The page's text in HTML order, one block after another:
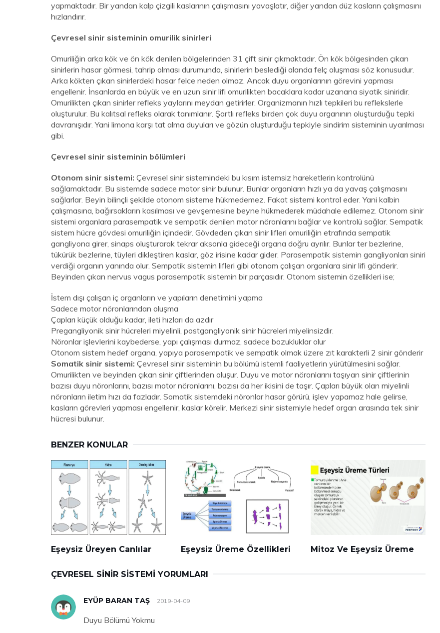
yapmaktadır. Bir yandan kalp çizgili kaslarının çalışmasını yavaşlatır, diğer yandan düz kasların çalışmasını
hızlandırır.
Çevresel sinir sisteminin omurilik sinirleri
Omuriliğin arka kök ve ön kök denilen bölgelerinden 31 çift sinir çıkmaktadır. Ön kök bölgesinden çıkan
sinirlerin hasar görmesi, tahrip olması durumunda, sinirlerin beslediği alanda felç oluşması söz konusudur.
Arka kökten çıkan sinirlerdeki hasar felce neden olmaz. Ancak duyu organlarının görevini yapması
engellenir. İnsanlarda en büyük ve en uzun sinir lifi omurilikten bacaklara kadar uzanana siyatik siniridir.
Omurilikten çıkan sinirler refleks yaylarını meydan getirirler. Organizmanın hızlı tepkileri bu reflekslerle
oluşturulur. Bu kalıtsal refleks olarak tanımlanır. Şartlı refleks birden çok duyu organının oluşturduğu tepki
davranışıdır. Yani limona karşı tat alma duyuları ve gözün oluşturduğu tepkiyle sindirim sisteminin uyarılması
gibi.
Çevresel sinir sisteminin bölümleri
Otonom sinir sistemi: Çevresel sinir sistemindeki bu kısım istemsiz hareketlerin kontrolünü
sağlamaktadır. Bu sistemde sadece motor sinir bulunur. Bunlar organların hızlı ya da yavaş çalışmasını
sağlarlar. Beyin bilinçli şekilde otonom sisteme hükmedemez. Fakat sistemi kontrol eder. Yani kalbin
çalışmasına, bağırsakların kasılması ve gevşemesine beyne hükmederek müdahale edilemez. Otonom sinir
sistemi organlara parasempatik ve sempatik denilen motor nöronlarını bağlar ve kontrolü sağlar. Sempatik
sistem hücre gövdesi omuriliğin içindedir. Gövdeden çıkan sinir lifleri omuriliğin etrafında sempatik
gangliyona girer, sinaps oluşturarak tekrar aksonla gideceği organa doğru ayrılır. Bunlar ter bezlerine,
tükürük bezlerine, tüyleri dikleştiren kaslar, göz irisine kadar gider. Parasempatik sistemin gangliyonları siniri
verdiği organın yanında olur. Sempatik sistemin lifleri gibi otonom çalışan organlara sinir lifi gönderir.
Beyinden çıkan nervus vagus parasempatik sistemin bir parçasıdır. Otonom sistemin özellikleri ise;
İstem dışı çalışan iç organların ve yapıların denetimini yapma
Sadece motor nöronlarından oluşma
Çapları küçük olduğu kadar, ileti hızları da azdır
Pregangliyonik sinir hücreleri miyelinli, postgangliyonik sinir hücreleri miyelinsizdir.
Nöronlar işlevlerini kaybederse, yapı çalışması durmaz, sadece bozukluklar olur
Otonom sistem hedef organa, yapıya parasempatik ve sempatik olmak üzere zıt karakterli 2 sinir gönderir
Somatik sinir sistemi: Çevresel sinir sisteminin bu bölümü istemli faaliyetlerin yürütülmesini sağlar.
Omurilikten ve beyinden çıkan sinir çiftlerinden oluşur. Duyu ve motor nöronlarını taşıyan sinir çiftlerinin
bazısı duyu nöronlarını, bazısı motor nöronlarını, bazısı da her ikisini de taşır. Çapları büyük olan miyelinli
nöronların iletim hızı da fazladır. Somatik sistemdeki nöronlar hasar görürü, işlev yapamaz hale gelirse,
kasların görevleri yapması engellenir, kaslar körelir. Merkezi sinir sistemiyle hedef organ arasında tek sinir
hücresi bulunur.
BENZER KONULAR
Eşeysiz Üreyen Canlılar Eşeysiz Üreme Özellikleri Mitoz Ve Eşeysiz Üreme
ÇEVRESEL SINIR SISTEMI YORUMLARI
EYÜP BARAN TAŞ 2019-04-09
Duyu Bölümü Yokmu